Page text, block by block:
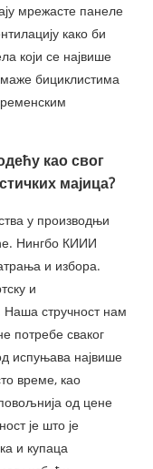
мрежасте панеле
како би
који се највише
бициклистима
као свог
мајица?
у производњи
Нингбо КИИИ
и избора.
и
Наша стручност нам
потребе сваког
испуњава највише
време, као
од цене
је што је
и купаца